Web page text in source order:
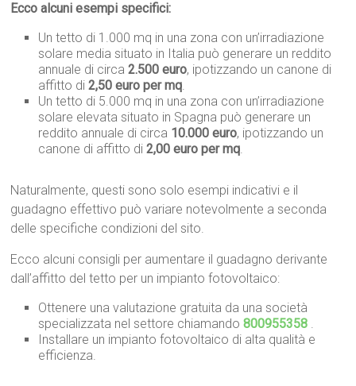
Ecco alcuni esempi specifici:
Un tetto di 1.000 mq in una zona con un’irradiazione
solare media situato in Italia può generare un reddito
annuale di circa2.500 euro, ipotizzando un canone di
affitto di2,50 euro per mq.
Un tetto di 5.000 mq in una zona con un’irradiazione
solare elevata situato in Spagna può generare un
reddito annuale di circa 10.000 euro, ipotizzando un
canone di affitto di2,00 euro per mq.
Naturalmente, questi sono solo esempi indicativi e il
guadagno effettivo può variare notevolmente a seconda
delle specifiche condizioni del sito.
Ecco alcuni consigli per aumentare il guadagno derivante
dall’affitto del tetto per un impianto fotovoltaico:
Ottenere una valutazione gratuita da una società
specializzata nel settore chiamando800955358 .
Installare un impianto fotovoltaico di alta qualità e
efficienza.